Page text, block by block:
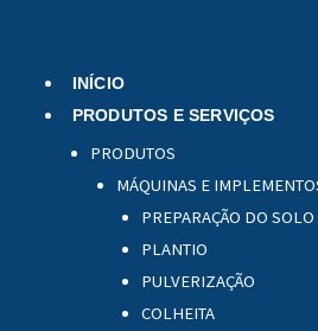
INÍCIO
PRODUTOS E SERVIÇOS
PRODUTOS
MÁQUINAS E
PREPARAÇÃO DO SOLO
PLANTIO
PULVERIZAÇÃO
COLHEITA
Menu